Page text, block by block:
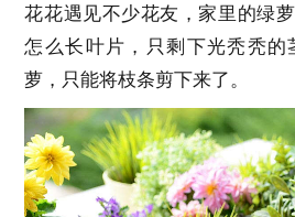
花花遇见不少花友，家里的绿
怎么长叶片，只剩下光秃秃的
萝，只能将枝条剪下来了。